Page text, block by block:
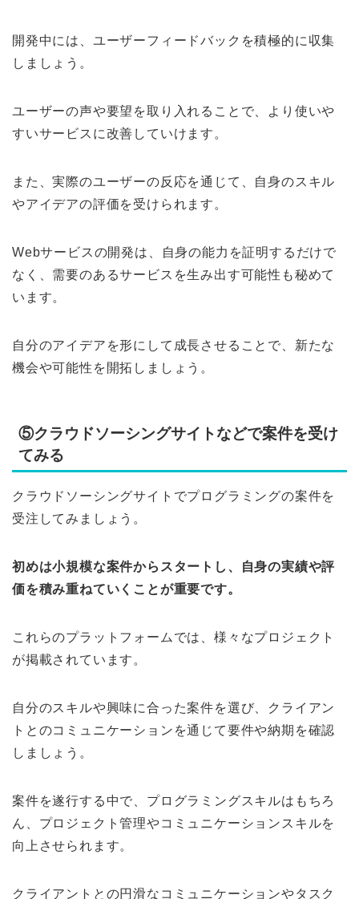
開発中には、ユーザーフィードバックを積極的に収集
しましょう。
ユーザーの声や要望を取り入れることで、より使いや
すいサービスに改善していけます。
また、実際のユーザーの反応を通じて、自身のスキル
やアイデアの評価を受けられます。
Webサービスの開発は、自身の能力を証明するだけで
なく、需要のあるサービスを生み出す可能性も秘めて
います。
自分のアイデアを形にして成長させることで、新たな
機会や可能性を開拓しましょう。
⑤クラウドソーシングサイトなどで案件を受け
てみる
クラウドソーシングサイトでプログラミングの案件を
受注してみましょう。
初めは小規模な案件からスタートし、自身の実績や評
価を積み重ねていくことが重要です。
これらのプラットフォームでは、様々なプロジェクト
が掲載されています。
自分のスキルや興味に合った案件を選び、クライアン
トとのコミュニケーションを通じて要件や納期を確認
しましょう。
案件を遂行する中で、プログラミングスキルはもちろ
ん、プロジェクト管理やコミュニケーションスキルを
向上させられます。
クライアントとの円滑なコミュニケーションやタスク